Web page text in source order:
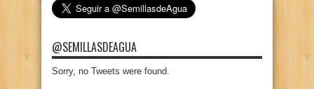
@SEMILLASDEAGUA
Sorry, no Tweets were found.